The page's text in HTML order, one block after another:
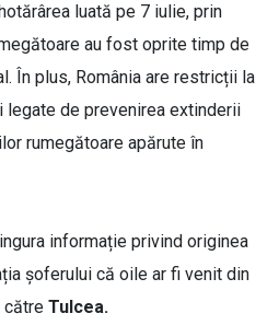
luată pe 7 iulie, prin
au fost oprite timp de
În plus, România are restricții la
legate de prevenirea extinderii
rumegătoare apărute în
informație privind originea
șoferului că oile ar fi venit din
către Tulcea.